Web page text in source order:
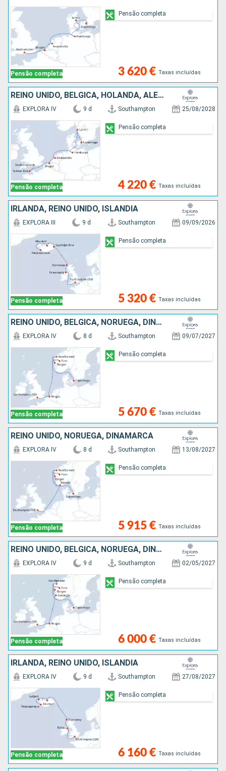
Pensão completa 3 620 € Taxas incluídas
Pensão completa
REINO UNIDO, BÉLGICA, HOLANDA, ALEMANHA, SUÉCIA, DINAMARCA
Pensão completa
EXPLORA IV 9 d Southampton 25/08/2028
4 220 € Taxas incluídas
Pensão completa
IRLANDA, REINO UNIDO, ISLÂNDIA
Pensão completa
EXPLORA III 9 d Southampton 09/09/2026
5 320 € Taxas incluídas
Pensão completa
REINO UNIDO, BÉLGICA, NORUEGA, DINAMARCA
Pensão completa
EXPLORA IV 8 d Southampton 09/07/2027
5 670 € Taxas incluídas
Pensão completa
REINO UNIDO, NORUEGA, DINAMARCA
Pensão completa
EXPLORA IV 8 d Southampton 13/08/2027
5 915 € Taxas incluídas
Pensão completa
REINO UNIDO, BÉLGICA, NORUEGA, DINAMARCA
Pensão completa
EXPLORA IV 9 d Southampton 02/05/2027
6 000 € Taxas incluídas
Pensão completa
IRLANDA, REINO UNIDO, ISLÂNDIA
Pensão completa
EXPLORA IV 9 d Southampton 27/08/2027
6 160 € Taxas incluídas
Pensão completa